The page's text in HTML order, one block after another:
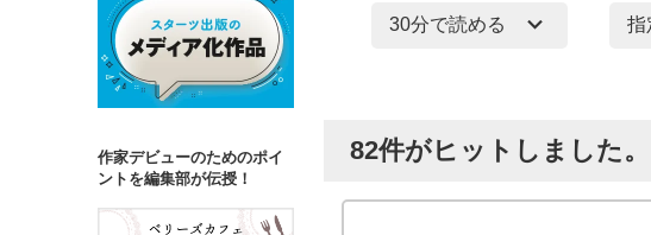
82件がヒットしました。
作家デビューのためのポイ
ントを編集部が伝授！